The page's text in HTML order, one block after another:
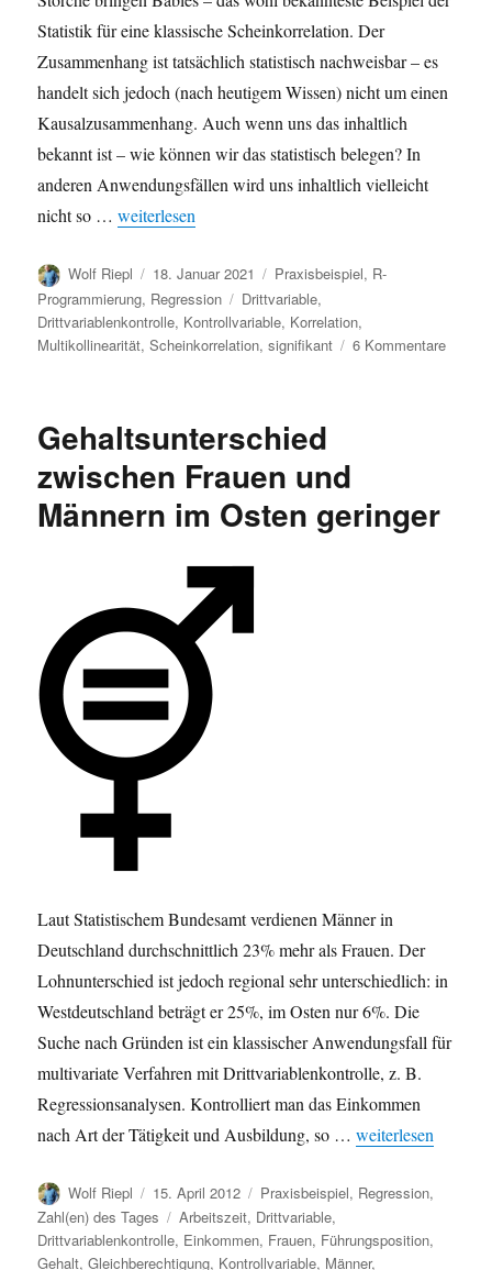
Statistik für eine klassische Scheinkorrelation. Der
Zusammenhang ist tatsächlich statistisch nachweisbar – es
handelt sich jedoch (nach heutigem Wissen) nicht um einen
Kausalzusammenhang. Auch wenn uns das inhaltlich
bekannt ist – wie können wir das statistisch belegen? In
anderen Anwendungsfällen wird uns inhaltlich vielleicht
nicht so …„Scheinkorrelationen aufdecken in R mit linearen
weiterlesen
Autor
Wolf Riepl
Veröffentlicht
am
18. Januar 2021 Kategorien
Praxisbeispiel, R-
Programmierung, Regression Schlagwörter
Drittvariable,
Drittvariablenkontrolle, Kontrollvariable, Korrelation,
Multikollinearität,Scheinkorrelation,signifikant 6 Kommentarezu
Gehaltsunterschied
zwischen Frauen und
Männern im Osten geringer
Laut Statistischem Bundesamt verdienen Männer in
Deutschland durchschnittlich 23% mehr als Frauen. Der
Lohnunterschied ist jedoch regional sehr unterschiedlich: in
Westdeutschland beträgt er 25%, im Osten nur 6%. Die
Suche nach Gründen ist ein klassischer Anwendungsfall für
multivariate Verfahren mit Drittvariablenkontrolle, z. B.
Regressionsanalysen. Kontrolliert man das Einkommen
nach Art der Tätigkeit und Ausbildung, so …weiterlesen
Autor
Wolf Riepl
Veröffentlicht
am
15. April 2012 Kategorien
Praxisbeispiel, Regression,
Zahl(en) des Tages
Schlagwörter
Arbeitszeit, Drittvariable,
Drittvariablenkontrolle, Einkommen, Frauen, Führungsposition,
Gehalt,Gleichberechtigung, Kontrollvariable, Männer,